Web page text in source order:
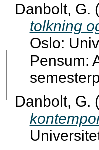
Danbolt, G.
tolkning
Oslo:
Pensum:
Danbolt, G.